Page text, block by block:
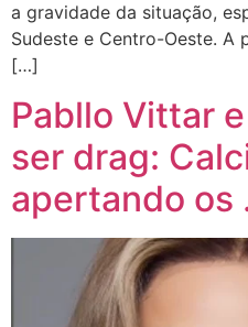
a gravidade da situação,
Sudeste e Centro-Oeste. A
[…]
Pabllo Vittar
ser drag:
apertando os